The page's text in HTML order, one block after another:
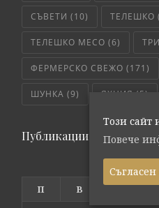
СЪВЕТИ (10) ТЕЛЕШКО
ТЕЛЕШКО МЕСО (6)
ФЕРМЕРСКО СВЕЖО (171)
ШУНКА (9) ЯХНИЯ (5)
Публикации по дата
П В С Ч
Този сайт
Повече
Съгласен